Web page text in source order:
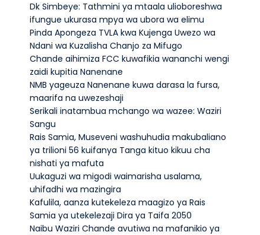
Dk Simbeye: Tathmini ya mtaala ulioboreshwa
ifungue ukurasa mpya wa ubora wa elimu
Pinda Apongeza TVLA kwa Kujenga Uwezo wa
Ndani wa Kuzalisha Chanjo za Mifugo
Chande aihimiza FCC kuwafikia wananchi wengi
zaidi kupitia Nanenane
NMB yageuza Nanenane kuwa darasa la fursa,
maarifa na uwezeshaji
Serikali inatambua mchango wa wazee: Waziri
Sangu
Rais Samia, Museveni washuhudia makubaliano
ya trilioni 56 kuifanya Tanga kituo kikuu cha
nishati ya mafuta
Uukaguzi wa migodi waimarisha usalama,
uhifadhi wa mazingira
Kafulila, aanza kutekeleza maagizo ya Rais
Samia ya utekelezaji Dira ya Taifa 2050
Naibu Waziri Chande avutiwa na mafanikio ya